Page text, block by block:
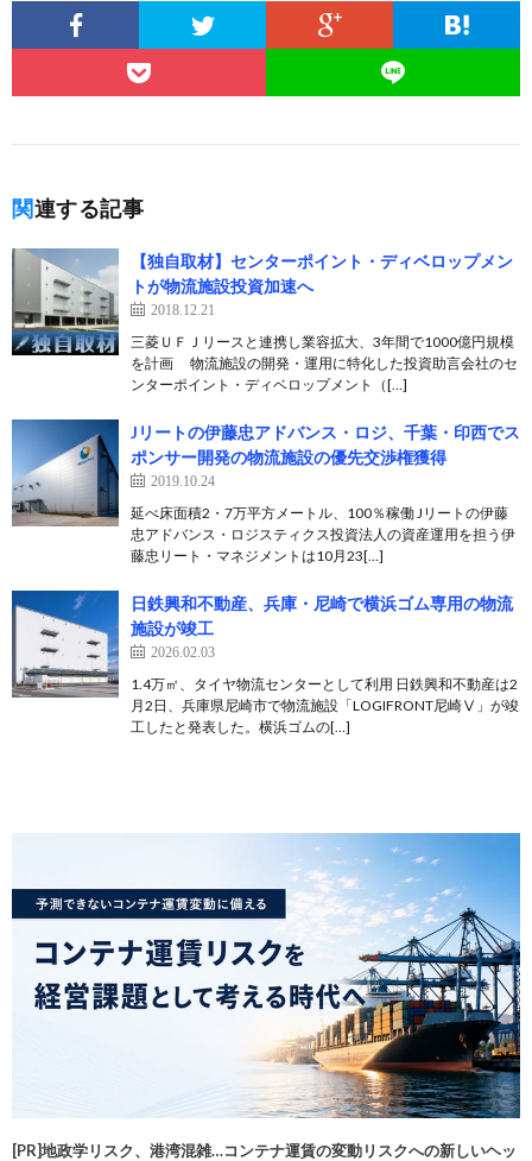
関連する記事
【独自取材】センターポイント・ディベロップメン
トが物流施設投資加速へ
2018.12.21
三菱ＵＦＪリースと連携し業容拡大、3年間で1000億円規模
を計画 物流施設の開発・運用に特化した投資助言会社のセ
ンターポイント・ディベロップメント（[…]
Jリートの伊藤忠アドバンス・ロジ、千葉・印西でス
ポンサー開発の物流施設の優先交渉権獲得
2019.10.24
延べ床面積2・7万平方メートル、100％稼働 Jリートの伊藤
忠アドバンス・ロジスティクス投資法人の資産運用を担う伊
藤忠リート・マネジメントは10月23[…]
日鉄興和不動産、兵庫・尼崎で横浜ゴム専用の物流
施設が竣工
2026.02.03
1.4万㎡、タイヤ物流センターとして利用 日鉄興和不動産は2
月2日、兵庫県尼崎市で物流施設「LOGIFRONT尼崎Ⅴ」が竣
工したと発表した。横浜ゴムの[…]
[PR]地政学リスク、港湾混雑…コンテナ運賃の変動リスクへの新しいヘッ